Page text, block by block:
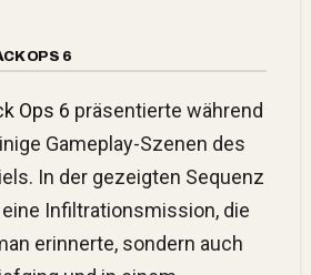
OPS 6
Ops 6 präsentierte während
Gameplay-Szenen des
In der gezeigten Sequenz
Infiltrationsmission, die
erinnerte, sondern auch